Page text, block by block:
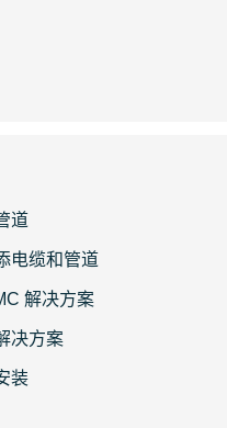
道
电缆和管道
解决方案
决方案
装